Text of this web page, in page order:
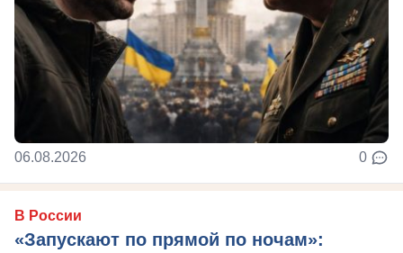
06.08.2026 0
В России
«Запускают по прямой по ночам»: